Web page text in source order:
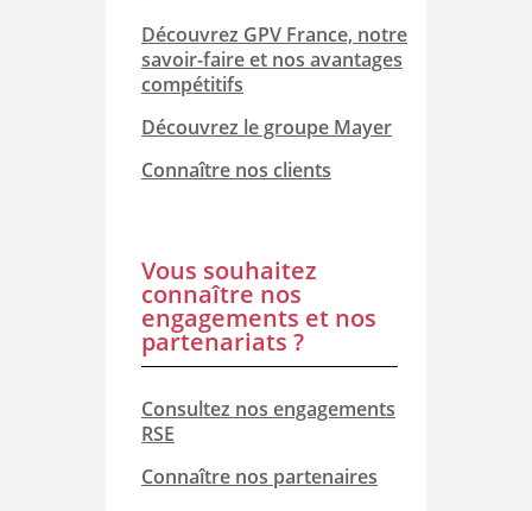
Découvrez GPV France, notre
savoir-faire et nos avantages
compétitifs
Découvrez le groupe Mayer
Connaître nos clients
Vous souhaitez
connaître nos
engagements et nos
partenariats ?
Consultez nos engagements
RSE
Connaître nos partenaires